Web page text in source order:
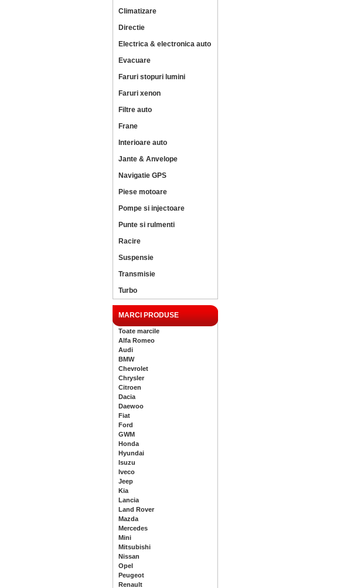
Climatizare
Directie
Electrica & electronica auto
Evacuare
Faruri stopuri lumini
Faruri xenon
Filtre auto
Frane
Interioare auto
Jante & Anvelope
Navigatie GPS
Piese motoare
Pompe si injectoare
Punte si rulmenti
Racire
Suspensie
Transmisie
Turbo
MARCI PRODUSE
Toate marcile
Alfa Romeo
Audi
BMW
Chevrolet
Chrysler
Citroen
Dacia
Daewoo
Fiat
Ford
GWM
Honda
Hyundai
Isuzu
Iveco
Jeep
Kia
Lancia
Land Rover
Mazda
Mercedes
Mini
Mitsubishi
Nissan
Opel
Peugeot
Renault